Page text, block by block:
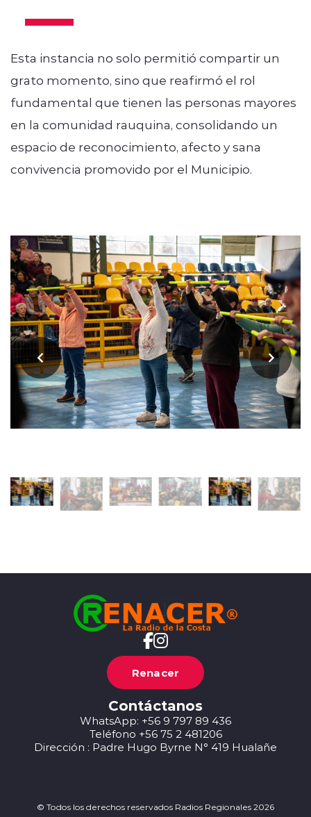
Esta instancia no solo permitió compartir un
grato momento, sino que reafirmó el rol
fundamental que tienen las personas mayores
en la comunidad rauquina, consolidando un
espacio de reconocimiento, afecto y sana
convivencia promovido por el Municipio.
Renacer
Contáctanos
WhatsApp: +56 9 797 89 436
Teléfono +56 75 2 481206
Dirección : Padre Hugo Byrne N° 419 Hualañe
© Todos los derechos reservados Radios Regionales 2026